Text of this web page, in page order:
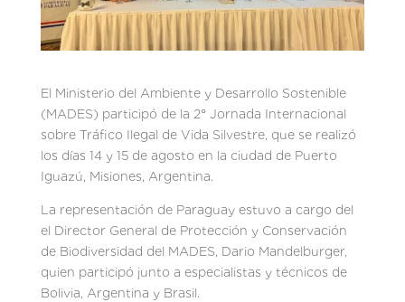
El Ministerio del Ambiente y Desarrollo Sostenible
(MADES) participó de la 2° Jornada Internacional
sobre Tráfico Ilegal de Vida Silvestre, que se realizó
los días 14 y 15 de agosto en la ciudad de Puerto
Iguazú, Misiones, Argentina.
La representación de Paraguay estuvo a cargo del
el Director General de Protección y Conservación
de Biodiversidad del MADES, Dario Mandelburger,
quien participó junto a especialistas y técnicos de
Bolivia, Argentina y Brasil.